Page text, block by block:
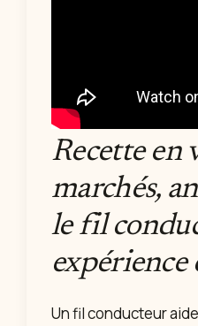
Recette en
marchés,
le fil
expérience
Un fil conducteur